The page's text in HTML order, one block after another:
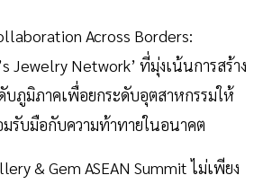
Across Borders:
Jewelry Network’ ที่มุ่งเน้นการสร้าง
บภูมิภาคเพื่อยกระดับอุตสาหกรรมให้
รับมือกับความท้าทายในอนาคต
& Gem ASEAN Summit ไม่เพียง